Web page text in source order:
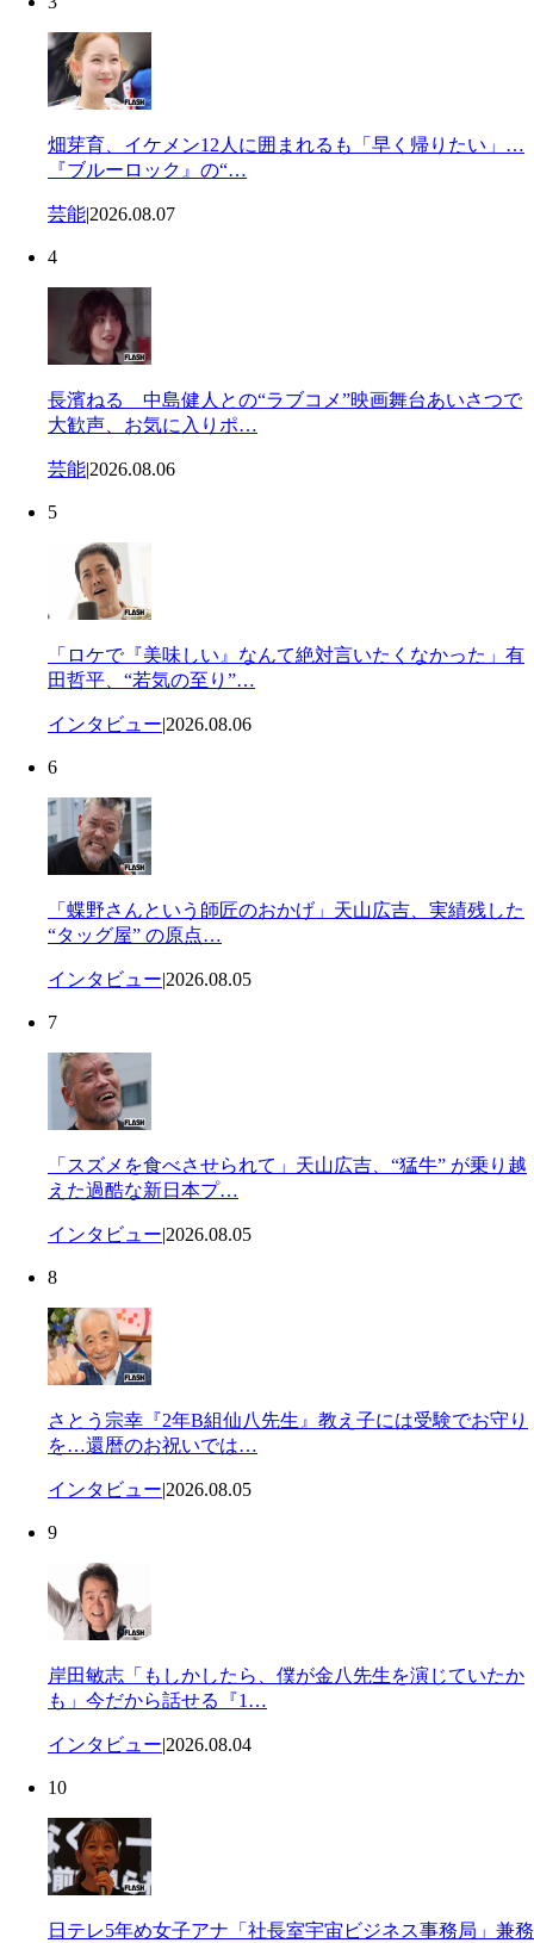
畑芽育、イケメン12人に囲まれるも「早く帰りたい」…
『ブルーロック』の“…
芸能|2026.08.07
4
長濱ねる 中島健人との“ラブコメ”映画舞台あいさつで
大歓声、お気に入りポ…
芸能|2026.08.06
5
「ロケで『美味しい』なんて絶対言いたくなかった」有
田哲平、“若気の至り”…
インタビュー|2026.08.06
6
「蝶野さんという師匠のおかげ」天山広吉、実績残した
“タッグ屋” の原点…
インタビュー|2026.08.05
7
「スズメを食べさせられて」天山広吉、“猛牛” が乗り越
えた過酷な新日本プ…
インタビュー|2026.08.05
8
さとう宗幸『2年B組仙八先生』教え子には受験でお守り
を…還暦のお祝いでは…
インタビュー|2026.08.05
9
岸田敏志「もしかしたら、僕が金八先生を演じていたか
も」今だから話せる『1…
インタビュー|2026.08.04
10
日テレ5年め女子アナ「社長室宇宙ビジネス事務局」兼務